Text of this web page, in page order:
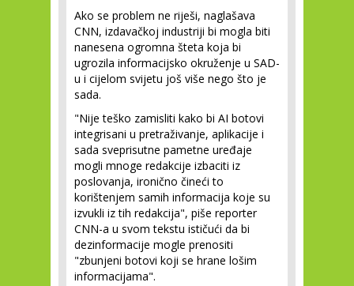
Ako se problem ne riješi, naglašava
CNN, izdavačkoj industriji bi mogla biti
nanesena ogromna šteta koja bi
ugrozila informacijsko okruženje u SAD-
u i cijelom svijetu još više nego što je
sada.
"Nije teško zamisliti kako bi AI botovi
integrisani u pretraživanje, aplikacije i
sada sveprisutne pametne uređaje
mogli mnoge redakcije izbaciti iz
poslovanja, ironično čineći to
korištenjem samih informacija koje su
izvukli iz tih redakcija", piše reporter
CNN-a u svom tekstu ističući da bi
dezinformacije mogle prenositi
"zbunjeni botovi koji se hrane lošim
informacijama".